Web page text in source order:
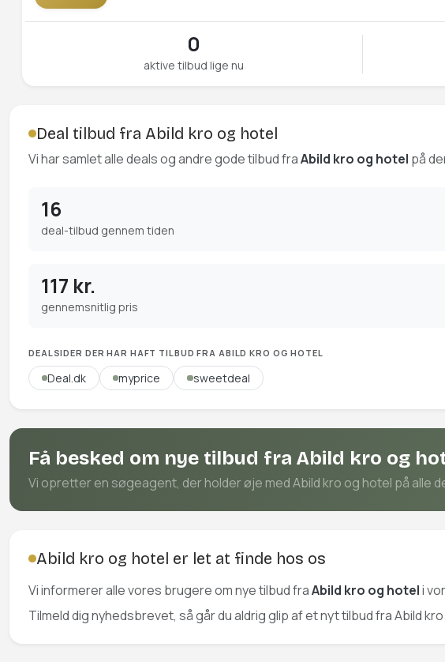
0
aktive tilbud lige nu
Deal tilbud fra Abild kro og hotel
Vi har samlet alle deals og andre gode tilbud fraAbild kro og hotel på
16
deal-tilbud gennem tiden
117 kr.
gennemsnitlig pris
DEALSIDER DER HAR HAFT TILBUD FRA ABILD KRO OG HOTEL
Deal.dk myprice sweetdeal
Få besked om nye tilbud fra Abild kro og
Vi opretter en søgeagent, der holder øje med Abild kro og hotel på alle
Abild kro og hotel er let at finde hos os
Vi informerer alle vores brugere om nye tilbud fraAbild kro og hoteli
Tilmeld dig nyhedsbrevet, så går du aldrig glip af et nyt tilbud fra Abild